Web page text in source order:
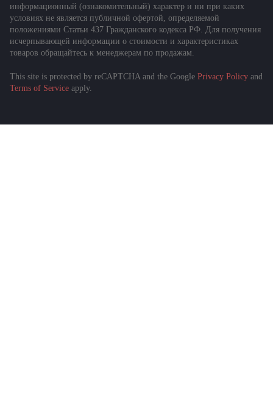
информационный (ознакомительный) характер и ни при каких
условиях не является публичной офертой, определяемой
положениями Статьи 437 Гражданского кодекса РФ. Для получения
исчерпывающей информации о стоимости и характеристиках
товаров обращайтесь к менеджерам по продажам.
This site is protected by reCAPTCHA and the Google Privacy Policy and
Terms of Service apply.
Подобрать спецтехнику
за 1 минуту